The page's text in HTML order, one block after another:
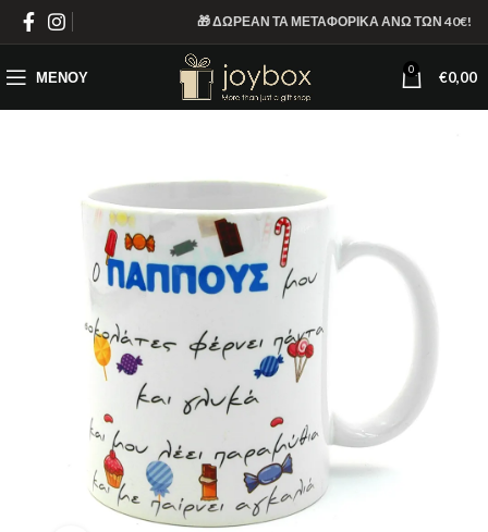
🎁 ΔΩΡΕΑΝ ΤΑ ΜΕΤΑΦΟΡΙΚΑ ΑΝΩ ΤΩΝ 40€!
ΜΕΝΟΎ 0 €0,00